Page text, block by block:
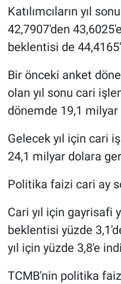
Katılımcıların yıl
42,7907'den
beklentisi de
Bir önceki anket
olan yıl sonu cari
dönemde 19,1
Gelecek yıl için cari
24,1 milyar dolara
Politika faizi cari ay
Cari yıl için gayrisafi
beklentisi yüzde
yıl için yüzde 3,8'e
TCMB'nin politika
Nedir
Popüler
Programlar
Sağlık
Spor
Türkiye'nin